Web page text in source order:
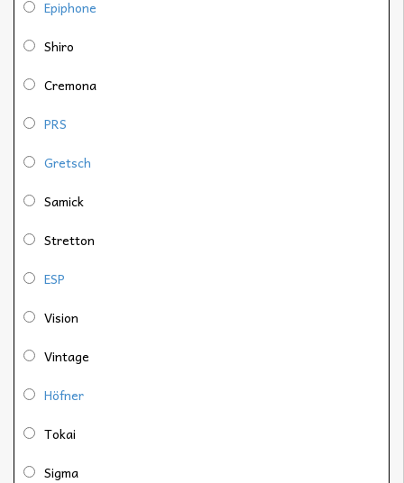
Epiphone
Shiro
Cremona
PRS
Gretsch
Samick
Stretton
ESP
Vision
Vintage
Höfner
Tokai
Sigma